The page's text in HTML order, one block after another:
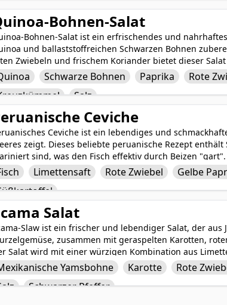
Bohnen-Salat
Bohnen-Salat ist ein erfrischendes und
und ballaststoffreichen Schwarzen Bohnen
Zwiebeln und frischem Koriander bietet dieser
hergestellt aus spritzigem Limettensaft,
dem Gericht einen hellen und herzhaften
Aromen ist der Quinoa-Bohnen-Salat eine
oder Beilagen.
Schwarze Bohnen Paprika Rote
Salz
Ceviche
Ceviche ist ein lebendiges und
zeigt. Dieses beliebte peruanische Rezept
sind, was den Fisch effektiv durch Beizen
gewürfelten roten Zwiebeln, würzigen Aji-Amarillo-
Serviert mit süßem Mais, zarten Süßkartoffeln
eine köstliche Balance aus Texturen und
machen, das in Peru und darüber hinaus
Limettensaft Rote Zwiebel Gelbe
Salat
Slaw ist ein frischer und lebendiger Salat, der
zusammen mit geraspelten Karotten,
Salat wird mit einer würzigen Kombination aus
was ihm eine spritzige und geschmackvolle
perfekt für ein Sommer-BBQ, Picknick oder als
herrliche Mischung aus Texturen und
Yamsbohne Karotte Rote
Schwarzer Pfeffer